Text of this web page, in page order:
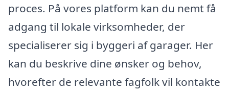
proces. På vores platform kan du nemt få
adgang til lokale virksomheder, der
specialiserer sig i byggeri af garager. Her
kan du beskrive dine ønsker og behov,
hvorefter de relevante fagfolk vil kontakte